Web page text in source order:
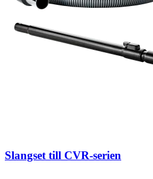
Slangset till CVR-serien